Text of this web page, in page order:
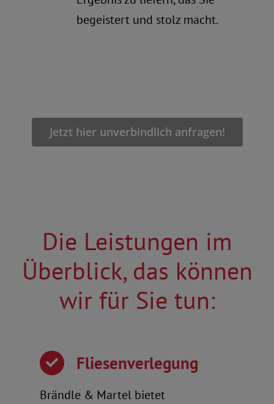
begeistert und stolz macht.
Jetzt hier unverbindlich anfragen!
Die Leistungen im
Überblick, das können
wir für Sie tun:
Fliesenverlegung
Brändle & Martel bietet